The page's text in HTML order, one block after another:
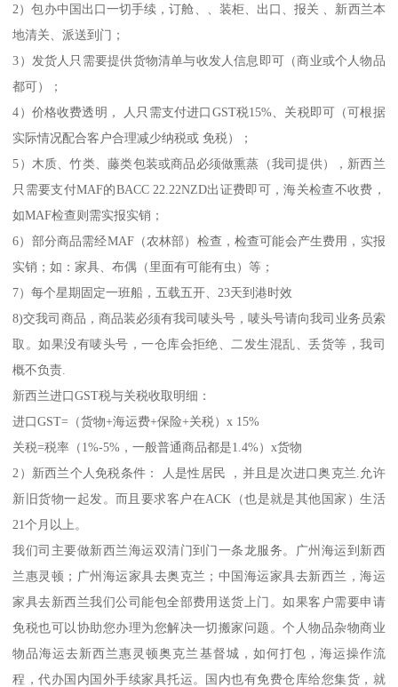
2）包办中国出口一切手续，订舱、、装柜、出口、报关 、新西兰本
地清关、派送到门；
3）发货人只需要提供货物清单与收发人信息即可（商业或个人物品
都可）；
4）价格收费透明， 人只需支付进口GST税15%、关税即可（可根据
实际情况配合客户合理减少纳税或 免税）；
5）木质、竹类、藤类包装或商品必须做熏蒸（我司提供），新西兰
只需要支付MAF的BACC 22.22NZD出证费即可，海关检查不收费，
如MAF检查则需实报实销；
6）部分商品需经MAF（农林部）检查，检查可能会产生费用，实报
实销；如：家具、布偶（里面有可能有虫）等；
7）每个星期固定一班船，五载五开、23天到港时效
8)交我司商品，商品装必须有我司唛头号，唛头号请向我司业务员索
取。如果没有唛头号，一仓库会拒绝、二发生混乱、丢货等，我司
概不负责.
新西兰进口GST税与关税收取明细：
进口GST=（货物+海运费+保险+关税）x 15%
关税=税率（1%-5%，一般普通商品都是1.4%）x货物
2）新西兰个人免税条件： 人是性居民 ，并且是次进口奥克兰.允许
新旧货物一起发。而且要求客户在ACK（也是就是其他国家）生活
21个月以上。
我们司主要做新西兰海运双清门到门一条龙服务。广州海运到新西
兰惠灵顿；广州海运家具去奥克兰；中国海运家具去新西兰，海运
家具去新西兰我们公司能包全部费用送货上门。如果客户需要申请
免税也可以协助您办理为您解决一切搬家问题。个人物品杂物商业
物品海运去新西兰惠灵顿奥克兰基督城，如何打包，海运操作流
程，代办国内国外手续家具托运。国内也有免费仓库给您集货，就